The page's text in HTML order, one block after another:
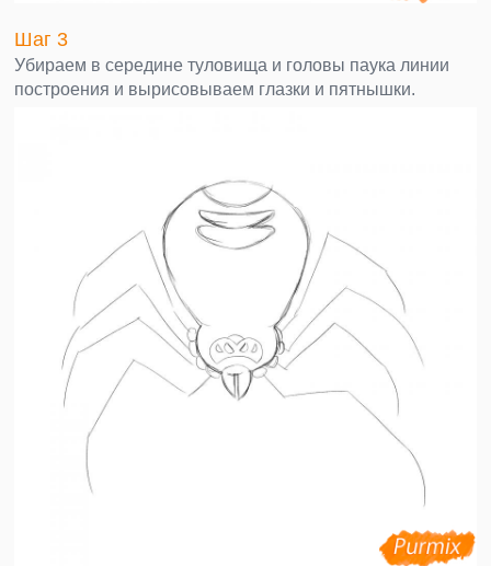
Шаг 3
Убираем в середине туловища и головы паука линии
построения и вырисовываем глазки и пятнышки.